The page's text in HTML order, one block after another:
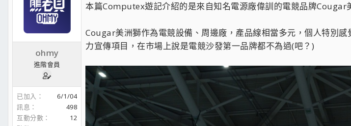
ohmy
進階會員
已加入
6/1/04
訊息
498
互動分數
12
本篇Computex遊記介紹的是來自知名電源廠偉訓的電競品牌
Cougar美洲獅作為電競設備、周邊廠，產品線相當多元，個人特別
力宣傳項目，在市場上說是電競沙發第一品牌都不為過(吧？)